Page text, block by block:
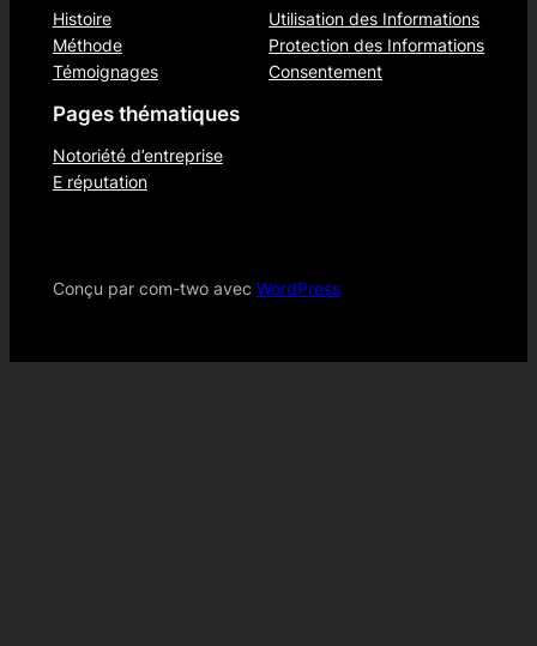
Histoire
Méthode
Témoignages
Utilisation des Informations
Protection des Informations
Consentement
Pages thématiques
Notoriété d’entreprise
E réputation
Conçu par com-two avec WordPress